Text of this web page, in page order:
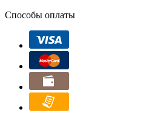
Способы оплаты